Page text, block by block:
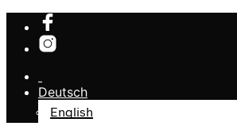
Deutsch
English